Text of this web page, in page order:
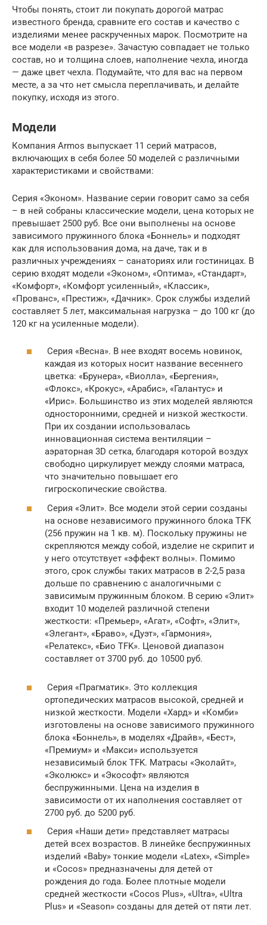
Чтобы понять, стоит ли покупать дорогой матрас
известного бренда, сравните его состав и качество с
изделиями менее раскрученных марок. Посмотрите на
все модели «в разрезе». Зачастую совпадает не только
состав, но и толщина слоев, наполнение чехла, иногда
— даже цвет чехла. Подумайте, что для вас на первом
месте, а за что нет смысла переплачивать, и делайте
покупку, исходя из этого.
Модели
Компания Armos выпускает 11 серий матрасов,
включающих в себя более 50 моделей с различными
характеристиками и свойствами:
Серия «Эконом». Название серии говорит само за себя
– в ней собраны классические модели, цена которых не
превышает 2500 руб. Все они выполнены на основе
зависимого пружинного блока «Боннель» и подходят
как для использования дома, на даче, так и в
различных учреждениях – санаториях или гостиницах. В
серию входят модели «Эконом», «Оптима», «Стандарт»,
«Комфорт», «Комфорт усиленный», «Классик»,
«Прованс», «Престиж», «Дачник». Срок службы изделий
составляет 5 лет, максимальная нагрузка – до 100 кг (до
120 кг на усиленные модели).
Серия «Весна». В нее входят восемь новинок,
каждая из которых носит название весеннего
цветка: «Брунера», «Виолла», «Бергения»,
«Флокс», «Крокус», «Арабис», «Галантус» и
«Ирис». Большинство из этих моделей являются
односторонними, средней и низкой жесткости.
При их создании использовалась
инновационная система вентиляции –
аэраторная 3D сетка, благодаря которой воздух
свободно циркулирует между слоями матраса,
что значительно повышает его
гигроскопические свойства.
Серия «Элит». Все модели этой серии созданы
на основе независимого пружинного блока TFK
(256 пружин на 1 кв. м). Поскольку пружины не
скрепляются между собой, изделие не скрипит и
у него отсутствует «эффект волны». Помимо
этого, срок службы таких матрасов в 2-2,5 раза
дольше по сравнению с аналогичными с
зависимым пружинным блоком. В серию «Элит»
входит 10 моделей различной степени
жесткости: «Премьер», «Агат», «Софт», «Элит»,
«Элегант», «Браво», «Дуэт», «Гармония»,
«Релатекс», «Био TFK». Ценовой диапазон
составляет от 3700 руб. до 10500 руб.
Серия «Прагматик». Это коллекция
ортопедических матрасов высокой, средней и
низкой жесткости. Модели «Хард» и «Комби»
изготовлены на основе зависимого пружинного
блока «Боннель», в моделях «Драйв», «Бест»,
«Премиум» и «Макси» используется
независимый блок TFK. Матрасы «Эколайт»,
«Эколюкс» и «Экософт» являются
беспружинными. Цена на изделия в
зависимости от их наполнения составляет от
2700 руб. до 5200 руб.
Серия «Наши дети» представляет матрасы
детей всех возрастов. В линейке беспружинных
изделий «Baby» тонкие модели «Latex», «Simple»
и «Cocos» предназначены для детей от
рождения до года. Более плотные модели
средней жесткости «Cocos Plus», «Ultra», «Ultra
Plus» и «Season» созданы для детей от пяти лет.